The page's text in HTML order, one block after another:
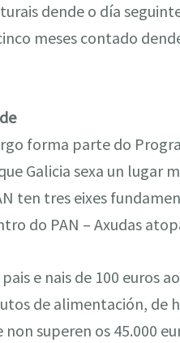
dende o día
meses contado
forma parte do
Galicia sexa un lugar
ten tres eixes
do PAN – Axudas
e nais de 100 euros
de alimentación, de
superen os 45.000